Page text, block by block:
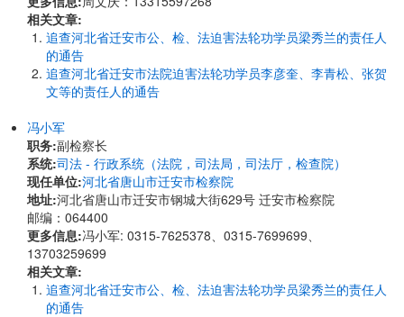
相关文章:
追查河北省迁安市公、检、法迫害法轮功学员梁秀兰的责任人
的通告
追查河北省迁安市法院迫害法轮功学员李彦奎、李青松、张贺
文等的责任人的通告
冯小军
职务:副检察长
系统:司法 - 行政系统（法院，司法局，司法厅，检查院）
现任单位:河北省唐山市迁安市检察院
地址:河北省唐山市迁安市钢城大街629号 迁安市检察院
邮编：064400
更多信息:冯小军: 0315-7625378、0315-7699699、
13703259699
相关文章:
追查河北省迁安市公、检、法迫害法轮功学员梁秀兰的责任人
的通告